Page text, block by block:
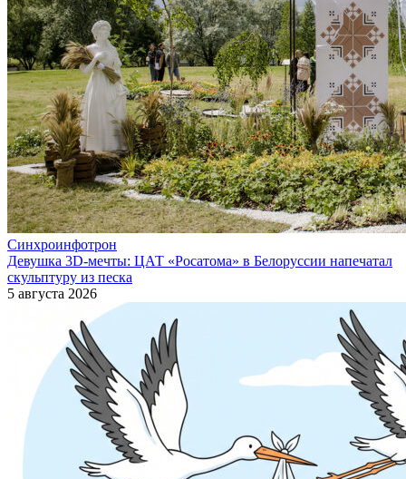
Синхроинфотрон
Девушка 3D-мечты: ЦАТ «Росатома» в Белоруссии напечатал
скульптуру из песка
5 августа 2026